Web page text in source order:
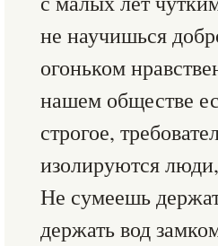
не научишься
огоньком
нашем обществе
строгое,
изолируются
Не сумеешь
держать вод